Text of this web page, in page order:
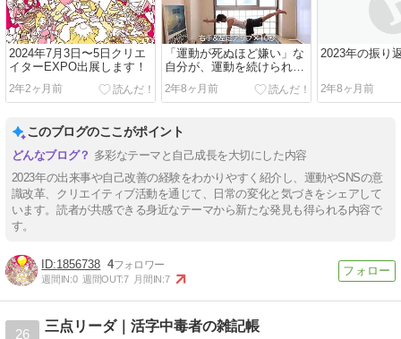
2024年7月3日〜5日クリエ
イターEXPO出展します！
2年2ヶ月前
「運動が死ぬほど嫌い」な
自分が、運動を続けられる
ようになるまで
2年8ヶ月前
2023年の振り
2年8ヶ月前
このブログのここがポイント
多彩なテーマと自己成長を大切にした内容
2023年の出来事や自己改善の経験をわかりやすく紹介し、運動やSNSの意
識改革、クリエイティブ活動を通じて、日常の変化と気づきをシェアして
います。読者が共感できる身近なテーマから新たな発見も得られる内容で
す。
1856738 4
週間IN:0 週間OUT:7 月間IN:7
26
三点リーダ｜活字中毒者の雑記帳